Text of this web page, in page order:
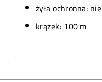
żyła ochronna: nie
krążek: 100 m